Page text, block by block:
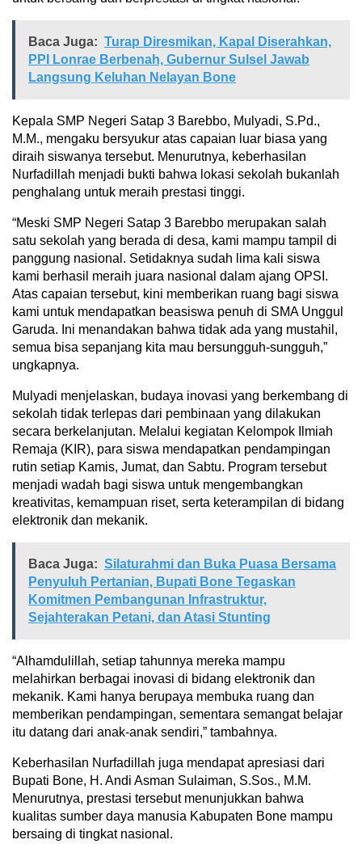
Baca Juga: Turap Diresmikan, Kapal Diserahkan,
PPI Lonrae Berbenah, Gubernur Sulsel Jawab
Langsung Keluhan Nelayan Bone
Kepala SMP Negeri Satap 3 Barebbo, Mulyadi, S.Pd.,
M.M., mengaku bersyukur atas capaian luar biasa yang
diraih siswanya tersebut. Menurutnya, keberhasilan
Nurfadillah menjadi bukti bahwa lokasi sekolah bukanlah
penghalang untuk meraih prestasi tinggi.
“Meski SMP Negeri Satap 3 Barebbo merupakan salah
satu sekolah yang berada di desa, kami mampu tampil di
panggung nasional. Setidaknya sudah lima kali siswa
kami berhasil meraih juara nasional dalam ajang OPSI.
Atas capaian tersebut, kini memberikan ruang bagi siswa
kami untuk mendapatkan beasiswa penuh di SMA Unggul
Garuda. Ini menandakan bahwa tidak ada yang mustahil,
semua bisa sepanjang kita mau bersungguh-sungguh,”
ungkapnya.
Mulyadi menjelaskan, budaya inovasi yang berkembang di
sekolah tidak terlepas dari pembinaan yang dilakukan
secara berkelanjutan. Melalui kegiatan Kelompok Ilmiah
Remaja (KIR), para siswa mendapatkan pendampingan
rutin setiap Kamis, Jumat, dan Sabtu. Program tersebut
menjadi wadah bagi siswa untuk mengembangkan
kreativitas, kemampuan riset, serta keterampilan di bidang
elektronik dan mekanik.
Baca Juga: Silaturahmi dan Buka Puasa Bersama
Penyuluh Pertanian, Bupati Bone Tegaskan
Komitmen Pembangunan Infrastruktur,
Sejahterakan Petani, dan Atasi Stunting
“Alhamdulillah, setiap tahunnya mereka mampu
melahirkan berbagai inovasi di bidang elektronik dan
mekanik. Kami hanya berupaya membuka ruang dan
memberikan pendampingan, sementara semangat belajar
itu datang dari anak-anak sendiri,” tambahnya.
Keberhasilan Nurfadillah juga mendapat apresiasi dari
Bupati Bone, H. Andi Asman Sulaiman, S.Sos., M.M.
Menurutnya, prestasi tersebut menunjukkan bahwa
kualitas sumber daya manusia Kabupaten Bone mampu
bersaing di tingkat nasional.